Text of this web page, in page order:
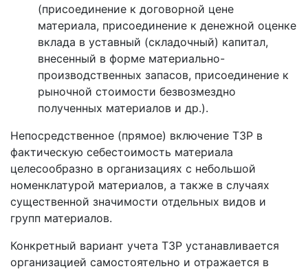
(присоединение к договорной цене
материала, присоединение к денежной оценке
вклада в уставный (складочный) капитал,
внесенный в форме материально-
производственных запасов, присоединение к
рыночной стоимости безвозмездно
полученных материалов и др.).
Непосредственное (прямое) включение ТЗР в
фактическую себестоимость материала
целесообразно в организациях с небольшой
номенклатурой материалов, а также в случаях
существенной значимости отдельных видов и
групп материалов.
Конкретный вариант учета ТЗР устанавливается
организацией самостоятельно и отражается в